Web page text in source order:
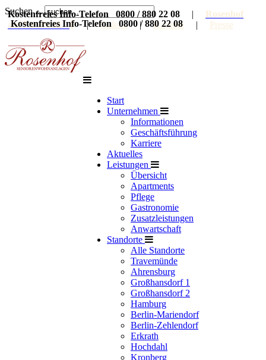
Suchen ...
Kostenfreies Info-Telefon 0800 / 880 22 08 | Rosenhof
auf Facebook
|Galerie|Karriere | Presse
Kostenfreies Info-Telefon 0800 / 880 22 08
Start
Unternehmen
Informationen
Geschäftsführung
Karriere
Aktuelles
Leistungen
Übersicht
Apartments
Pflege
Gastronomie
Zusatzleistungen
Anwartschaft
Standorte
Alle Standorte
Travemünde
Ahrensburg
Großhansdorf 1
Großhansdorf 2
Hamburg
Berlin-Mariendorf
Berlin-Zehlendorf
Erkrath
Hochdahl
Kronberg